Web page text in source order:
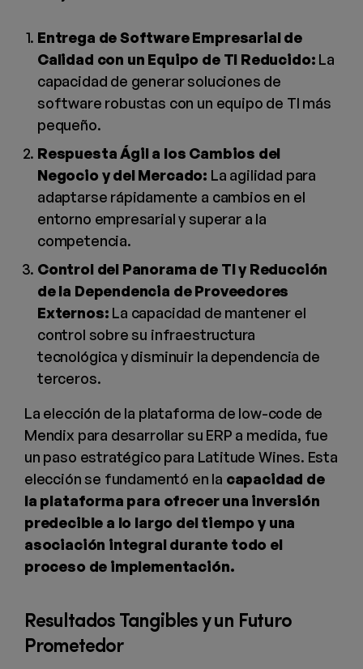
Entrega de Software Empresarial de
Calidad con un Equipo de TI Reducido: La
capacidad de generar soluciones de
software robustas con un equipo de TI más
pequeño.
Respuesta Ágil a los Cambios del
Negocio y del Mercado: La agilidad para
adaptarse rápidamente a cambios en el
entorno empresarial y superar a la
competencia.
Control del Panorama de TI y Reducción
de la Dependencia de Proveedores
Externos: La capacidad de mantener el
control sobre su infraestructura
tecnológica y disminuir la dependencia de
terceros.
La elección de la plataforma de low-code de
Mendix para desarrollar su ERP a medida, fue
un paso estratégico para Latitude Wines. Esta
elección se fundamentó en la capacidad de
la plataforma para ofrecer una inversión
predecible a lo largo del tiempo y una
asociación integral durante todo el
proceso de implementación.
Resultados Tangibles y un Futuro
Prometedor